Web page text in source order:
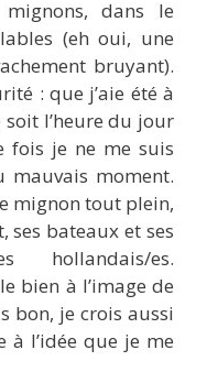
dans le
(eh oui, une
bruyant).
: que j’aie été à
l’heure du jour
fois je ne me suis
moment.
mignon tout plein,
ses bateaux et ses
hollandais/es.
bien à l’image de
bon, je crois aussi
à l’idée que je me